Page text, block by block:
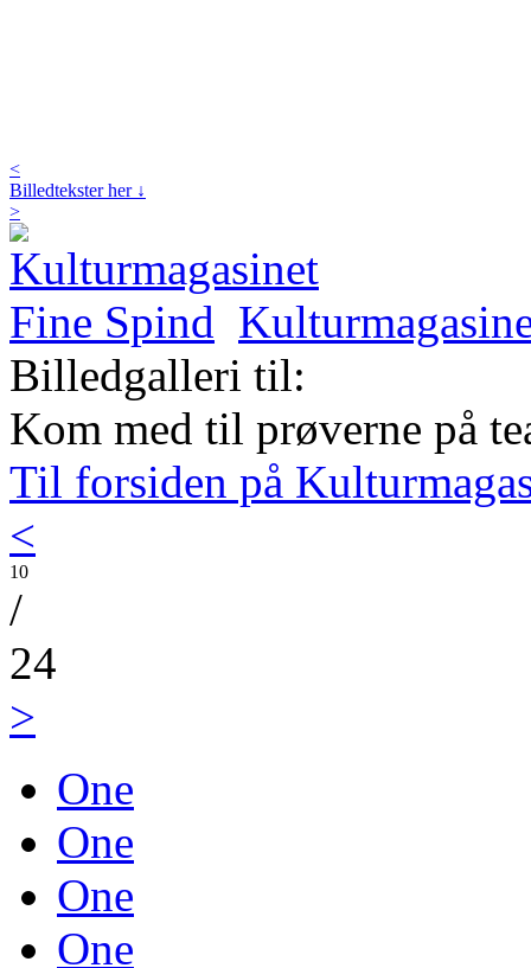
<
Billedtekster her ↓
>
Billedgalleri til:
Kom med til prøverne på
Til forsiden på
<
10
/
24
>
One
One
One
One